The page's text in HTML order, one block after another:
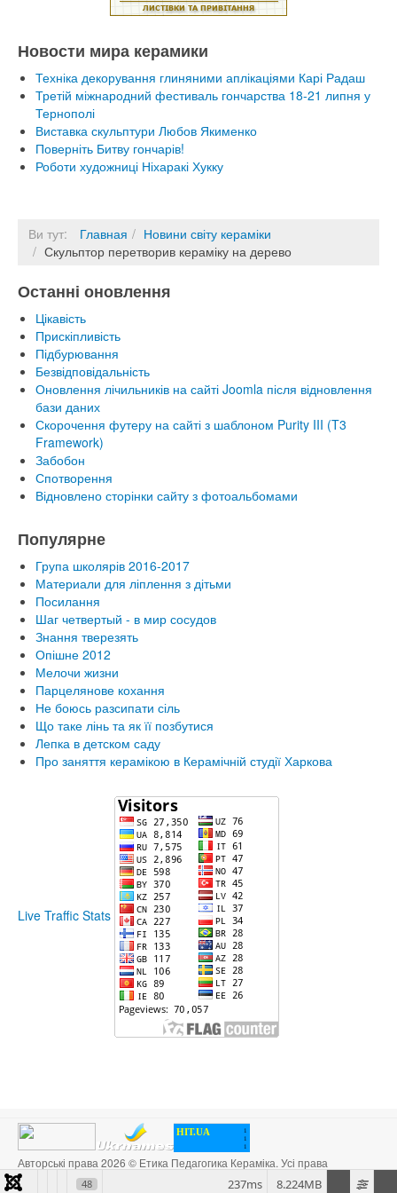
Новости мира керамики
Техніка декорування глиняними аплікаціями Карі Радаш
Третій міжнародний фестиваль гончарства 18-21 липня у
Тернополі
Виставка скульптури Любов Якименко
Поверніть Битву гончарів!
Роботи художниці Ніхаракі Хукку
Ви тут: Главная
Новини світу кераміки
Скульптор перетворив кераміку на дерево
Останні оновлення
Цікавість
Прискіпливість
Підбурювання
Безвідповідальність
Оновлення лічильників на сайті Joomla після відновлення
бази даних
Скорочення футеру на сайті з шаблоном Purity III (T3
Framework)
Забобон
Спотворення
Відновлено сторінки сайту з фотоальбомами
Популярне
Група школярів 2016-2017
Материали для ліплення з дітьми
Посилання
Шаг четвертый - в мир сосудов
Знання тверезять
Опішне 2012
Мелочи жизни
Парцелянове кохання
Не боюсь разсипати сіль
Що таке лінь та як її позбутися
Лепка в детском саду
Про заняття керамікою в Керамічній студії Харкова
Live Traffic Stats
HIT.UA
1
1
1
Авторські права 2026 © Етика Педагогика Кераміка. Усі права
захищені. Designed by
48 8.224MB
237ms